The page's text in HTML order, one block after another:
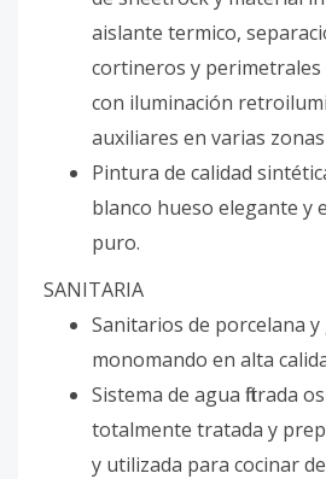
aislante termico,
cortineros y perimetrales
con iluminación
auxiliares en varias
Pintura de calidad
blanco hueso elegante y
puro.
SANITARIA
Sanitarios de porcelana
monomando en alta
Sistema de agua filtrada
totalmente tratada y
y utilizada para cocinar